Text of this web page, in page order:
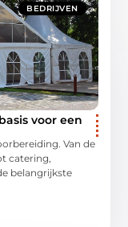
BEDRIJVEN
voor een
Van de
catering,
belangrijkste